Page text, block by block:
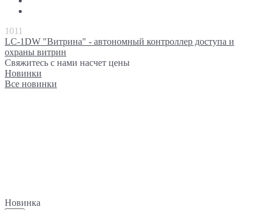
1011
LC-1DW "Витрина" - автономный контроллер доступа и
охраны витрин
Свяжитесь с нами насчет цены
Новинки
Все новинки
Новинка